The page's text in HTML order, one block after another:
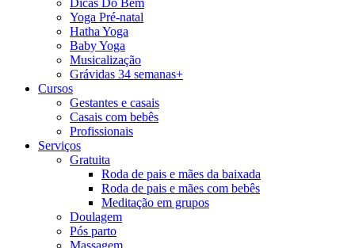
Dicas Do Bem
Yoga Pré-natal
Hatha Yoga
Baby Yoga
Musicalização
Grávidas 34 semanas+
Cursos
Gestantes e casais
Casais com bebês
Profissionais
Serviços
Gratuita
Roda de pais e mães da baixada
Roda de pais e mães com bebês
Meditação em grupos
Doulagem
Pós parto
Massagem